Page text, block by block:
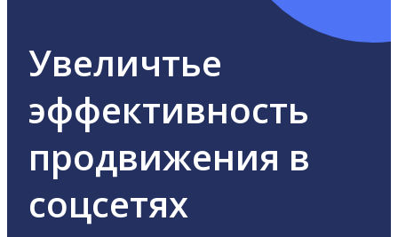
Увеличтье
эффективность
продвижения в
соцсетях